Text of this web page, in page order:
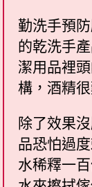
勤洗手預
的乾洗手
潔用品裡
構，酒精
除了效果
品恐怕過
水稀釋一